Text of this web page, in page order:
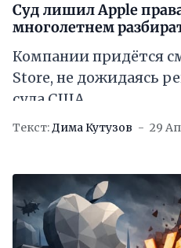
Суд лишил Apple
многолетнем
Компании придётся
Store, не дожидаясь
суда США
Текст:Дима Кутузов 29